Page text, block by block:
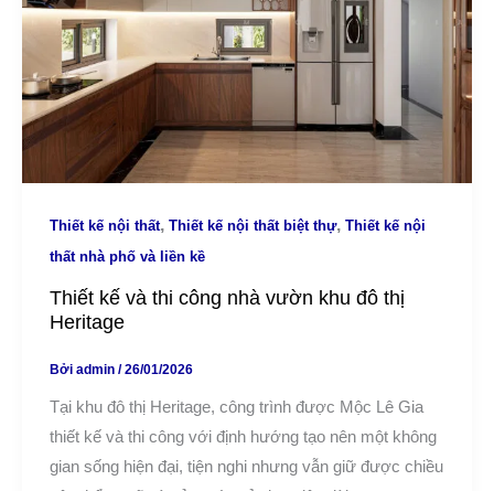
Thiết kế nội thất, Thiết kế nội thất biệt thự, Thiết kế nội
thất nhà phố và liền kề
Thiết kế và thi công nhà vườn khu đô thị
Heritage
Bởi admin /26/01/2026
Tại khu đô thị Heritage, công trình được Mộc Lê Gia
thiết kế và thi công với định hướng tạo nên một không
gian sống hiện đại, tiện nghi nhưng vẫn giữ được chiều